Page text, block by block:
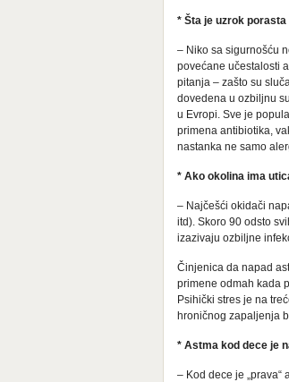
* Šta je uzrok
– Niko sa sigurnošću
povećane učestalosti
pitanja – zašto su
dovedena u ozbiljnu
u Evropi. Sve je
primena antibiotika,
nastanka ne samo
* Ako okolina ima
– Najčešći okidači
itd). Skoro 90 odsto
izazivaju ozbiljne
Činjenica da napad
primene odmah kada
Psihički stres je na
hroničnog zapaljenja
* Astma kod dece je
– Kod dece je